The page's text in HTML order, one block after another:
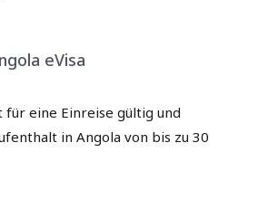
eVisa
für eine Einreise gültig und
in Angola von bis zu 30